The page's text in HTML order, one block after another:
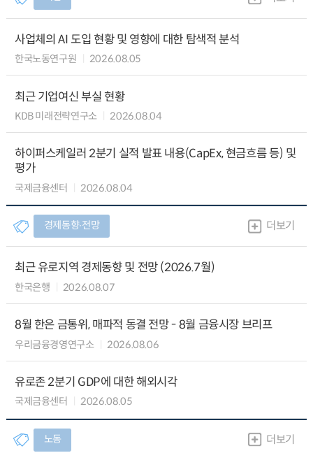
사업체의 AI 도입 현황 및 영향에 대한 탐색적 분석
한국노동연구원 2026.08.05
최근 기업여신 부실 현황
KDB 미래전략연구소 2026.08.04
하이퍼스케일러 2분기 실적 발표 내용(CapEx, 현금흐름 등) 및
평가
국제금융센터 2026.08.04
경제동향∙전망 더보기
최근 유로지역 경제동향 및 전망 (2026.7월)
한국은행 2026.08.07
8월 한은 금통위, 매파적 동결 전망 - 8월 금융시장 브리프
우리금융경영연구소 2026.08.06
유로존 2분기 GDP에 대한 해외시각
국제금융센터 2026.08.05
노동 더보기